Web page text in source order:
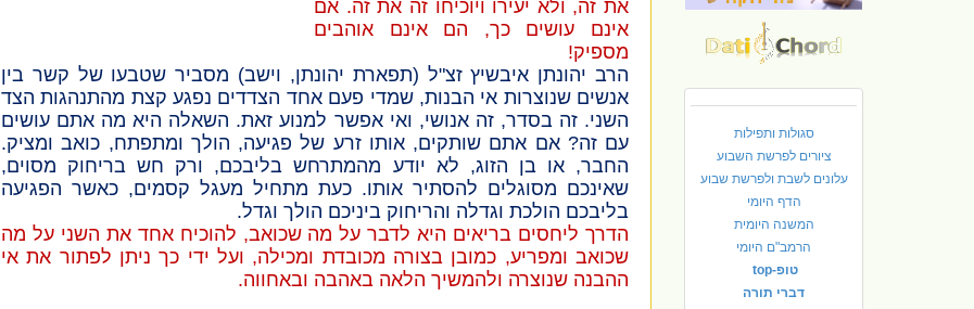
סגולות ותפילות
ציורים לפרשת השבוע
עלונים לשבת ולפרשת שבוע
הדף היומי
המשנה היומית
הרמב"ם היומי
טופ-top
דברי תורה
את זה, ולא יעירו ויוכיחו זה את זה. אם
אינם עושים כך, הם אינם אוהבים
מספיק!
הרב יהונתן איבשיץ זצ"ל (תפארת יהונתן, וישב) מסביר שטבעו של קשר בין
אנשים שנוצרות אי הבנות, שמדי פעם אחד הצדדים נפגע קצת מהתנהגות הצד
השני. זה בסדר, זה אנושי, ואי אפשר למנוע זאת. השאלה היא מה אתם עושים
עם זה? אם אתם שותקים, אותו זרע של פגיעה, הולך ומתפתח, כואב ומציק.
החבר, או בן הזוג, לא יודע מהמתרחש בליבכם, ורק חש בריחוק מסוים,
שאינכם מסוגלים להסתיר אותו. כעת מתחיל מעגל קסמים, כאשר הפגיעה
בליבכם הולכת וגדלה והריחוק ביניכם הולך וגדל.
הדרך ליחסים בריאים היא לדבר על מה שכואב, להוכיח אחד את השני על מה
שכואב ומפריע, כמובן בצורה מכובדת ומכילה, ועל ידי כך ניתן לפתור את אי
ההבנה שנוצרה ולהמשיך הלאה באהבה ובאחווה.